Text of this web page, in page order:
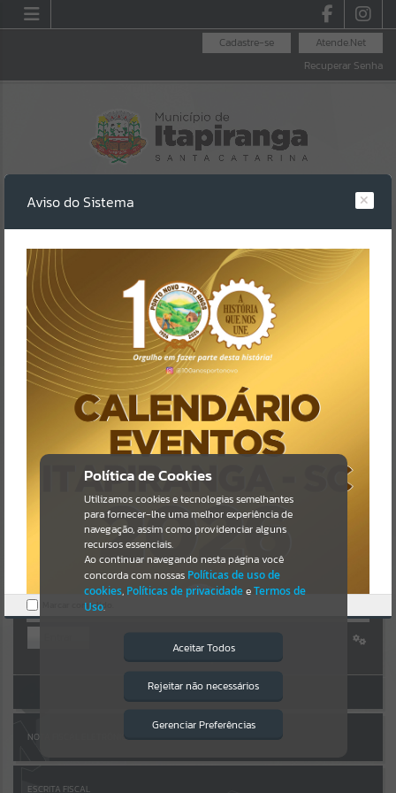
Atende.Net
Cadastre-se
Recuperar Senha
LEI ALDIR BLANC LICITAÇÕES
Resultados para""
Portais
Por favor, aguarde...
NOTÍCIAS
Por favor, aguarde...
Por favor, aguarde...
AUTOATENDIMENTO
ACESSAR SEM LOGIN
NOTA FISCAL ELETRÔNICA
ESCRITA FISCAL
Política de Cookies
Utilizamos cookies e tecnologias semelhantes
para fornecer-lhe uma melhor experiência de
navegação, assim como providenciar alguns
recursos essenciais.
Ao continuar navegando nesta página você
concorda com nossas Políticas de uso de
cookies, Políticas de privacidadeeTermos de
Uso.
Aceitar Todos
Rejeitar não necessários
Gerenciar Preferências
Isto significa que diversos recursos
providenciados poderão não estar
Aviso do Sistema
Marcar como lido.
Erro
SISTEMA
Gerenciamento do Sistema
CÓDIGO DA MENSAGEM:
Ocorreu um erro de script:
Uncaught SyntaxError: Unexpected token '('
https://itapiranga.atende.net/cidadao/pagina/static/bundle/wpo_ind
ex_2_base_l2_portal_editores_sync_5ee6ab314da47b307aa5942c383
44a63.js?v=1add8259:47
Verificar Mais Detalhes